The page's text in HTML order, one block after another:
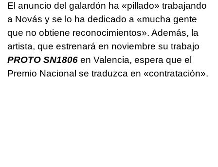
El anuncio del galardón ha «pillado» trabajando
a Novás y se lo ha dedicado a «mucha gente
que no obtiene reconocimientos». Además, la
artista, que estrenará en noviembre su trabajo
PROTO SN1806 en Valencia, espera que el
Premio Nacional se traduzca en «contratación».